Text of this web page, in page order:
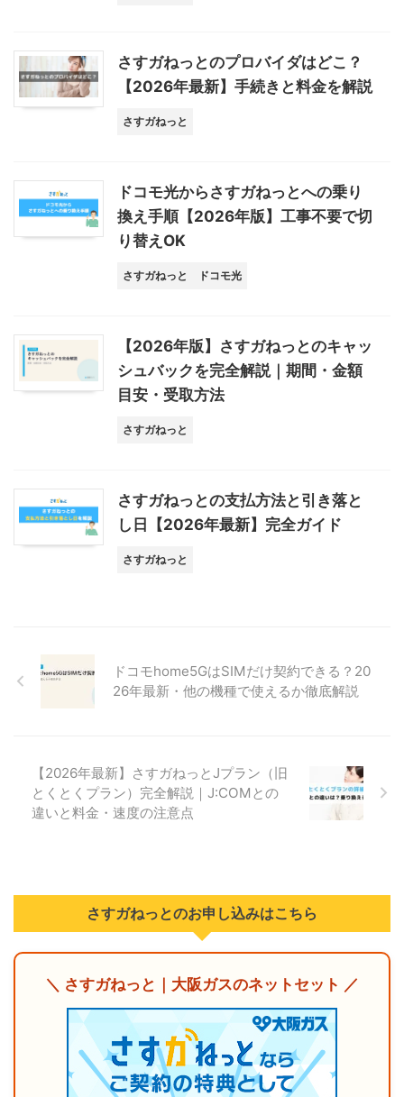
さすガねっとのプロバイダはどこ？
【2026年最新】手続きと料金を解説
さすガねっと
ドコモ光からさすガねっとへの乗り
換え手順【2026年版】工事不要で切
り替えOK
さすガねっと ドコモ光
【2026年版】さすガねっとのキャッ
シュバックを完全解説｜期間・金額
目安・受取方法
さすガねっと
さすガねっとの支払方法と引き落と
し日【2026年最新】完全ガイド
さすガねっと
ドコモhome5GはSIMだけ契約できる？20
26年最新・他の機種で使えるか徹底解説
【2026年最新】さすガねっとJプラン（旧
とくとくプラン）完全解説｜J:COMとの
違いと料金・速度の注意点
さすガねっとのお申し込みはこちら
＼ さすガねっと｜大阪ガスのネットセット ／